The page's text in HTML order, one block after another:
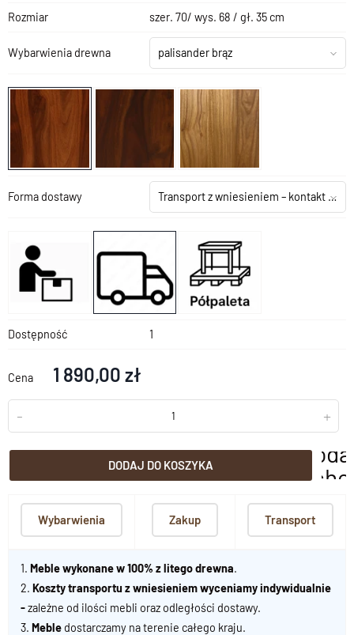
Rozmiar szer. 70/ wys. 68 / gł. 35 cm
Wybarwienia drewna palisander brąz
Forma dostawy Transport z wniesieniem – kontakt z salonem
Dostępność 1
Cena 1 890,00 zł
- +
DODAJ DO KOSZYKA
Wybarwienia Zakup Transport
1. Meble wykonane w 100% z litego drewna.
2. Koszty transportu z wniesieniem wyceniamy indywidualnie
-zależne od ilości mebli oraz odległości dostawy.
3. Meble dostarczamy na terenie całego kraju.